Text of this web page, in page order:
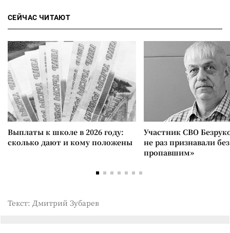
СЕЙЧАС ЧИТАЮТ
Выплаты к школе в 2026 году:
сколько дают и кому положены
Участник СВО
не раз признавали
пропавшим»
Текст: Дмитрий Зубарев